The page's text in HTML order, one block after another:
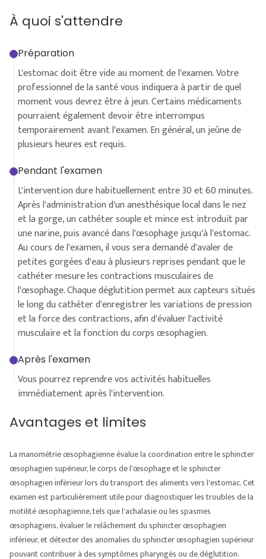
À quoi s'attendre
Préparation
L'estomac doit être vide au moment de l'examen. Votre
professionnel de la santé vous indiquera à partir de quel
moment vous devrez être à jeun. Certains médicaments
pourraient également devoir être interrompus
temporairement avant l'examen. En général, un jeûne de
plusieurs heures est requis.
Pendant l'examen
L'intervention dure habituellement entre 30 et 60 minutes.
Après l'administration d'un anesthésique local dans le nez
et la gorge, un cathéter souple et mince est introduit par
une narine, puis avancé dans l'œsophage jusqu'à l'estomac.
Au cours de l'examen, il vous sera demandé d'avaler de
petites gorgées d'eau à plusieurs reprises pendant que le
cathéter mesure les contractions musculaires de
l'œsophage. Chaque déglutition permet aux capteurs situés
le long du cathéter d'enregistrer les variations de pression
et la force des contractions, afin d'évaluer l'activité
musculaire et la fonction du corps œsophagien.
Après l'examen
Vous pourrez reprendre vos activités habituelles
immédiatement après l'intervention.
Avantages et limites
La manométrie œsophagienne évalue la coordination entre le sphincter
œsophagien supérieur, le corps de l'œsophage et le sphincter
œsophagien inférieur lors du transport des aliments vers l'estomac. Cet
examen est particulièrement utile pour diagnostiquer les troubles de la
motilité œsophagienne, tels que l'achalasie ou les spasmes
œsophagiens, évaluer le relâchement du sphincter œsophagien
inférieur, et détecter des anomalies du sphincter œsophagien supérieur
pouvant contribuer à des symptômes pharyngés ou de déglutition.